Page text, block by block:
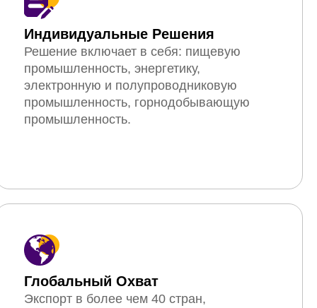
Индивидуальные Решения
Решение включает в себя: пищевую
промышленность, энергетику,
электронную и полупроводниковую
промышленность, горнодобывающую
промышленность.
Глобальный Охват
Экспорт в более чем 40 стран,